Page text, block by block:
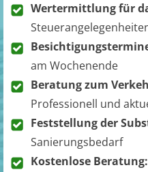
Wertermittlung für
am Wochenende
Beratung zum
Professionell und
Feststellung der
Sanierungsbedarf
Kostenlose Beratung: